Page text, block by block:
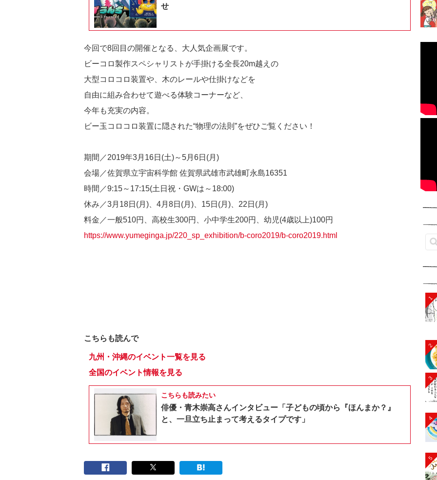
せ
今回で8回目の開催となる、大人気企画展です。
ビーコロ製作スペシャリストが手掛ける全長20m越えの
大型コロコロ装置や、木のレールや仕掛けなどを
自由に組み合わせて遊べる体験コーナーなど、
今年も充実の内容。
ビー玉コロコロ装置に隠された“物理の法則”をぜひご覧ください！
期間／2019年3月16日(土)～5月6日(月)
会場／佐賀県立宇宙科学館 佐賀県武雄市武雄町永島16351
時間／9:15～17:15(土日祝・GWは～18:00)
休み／3月18日(月)、4月8日(月)、15日(月)、22日(月)
料金／一般510円、高校生300円、小中学生200円、幼児(4歳以上)100円
https://www.yumeginga.jp/220_sp_exhibition/b-coro2019/b-coro2019.html
こちらも読んで
九州・沖縄のイベント一覧を見る
全国のイベント情報を見る
こちらも読みたい
俳優・青木崇高さんインタビュー「子どもの頃から『ほんまか？』
と、一旦立ち止まって考えるタイプです」
1
2
3
4
5